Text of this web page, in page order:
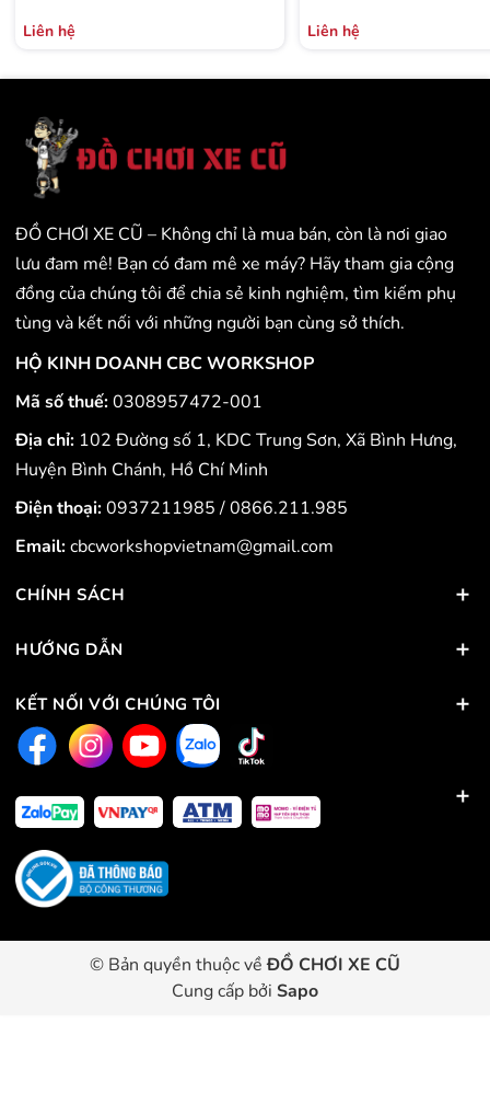
Liên hệ Liên hệ
ĐỒ CHƠI XE CŨ – Không chỉ là mua bán, còn là nơi giao
lưu đam mê! Bạn có đam mê xe máy? Hãy tham gia cộng
đồng của chúng tôi để chia sẻ kinh nghiệm, tìm kiếm phụ
tùng và kết nối với những người bạn cùng sở thích.
HỘ KINH DOANH CBC WORKSHOP
Mã số thuế:0308957472-001
Địa chỉ: 102 Đường số 1, KDC Trung Sơn, Xã Bình Hưng,
Huyện Bình Chánh, Hồ Chí Minh
Điện thoại:0937211985/0866.211.985
Email:cbcworkshopvietnam@gmail.com
CHÍNH SÁCH
HƯỚNG DẪN
KẾT NỐI VỚI CHÚNG TÔI
© Bản quyền thuộc vềĐỒ CHƠI XE CŨ
Cung cấp bởi Sapo